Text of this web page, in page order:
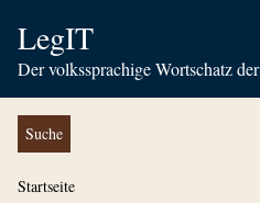
LegIT
Der volkssprachige Wortschatz
Suche
Startseite